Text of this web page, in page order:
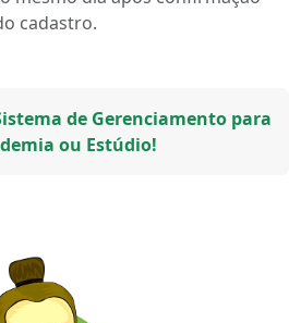
cadastro.
de Gerenciamento para
ou Estúdio!